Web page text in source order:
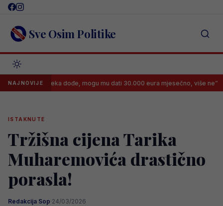
Skip
content Sve Osim Politike
NAJNOVIJE
“Neka dođe, mogu mu dati 30.000 eura mjesečno, više ne”
ISTAKNUTE
Tržišna cijena Tarika
Muharemovića drastično
porasla!
Redakcija Sop·24/03/2026